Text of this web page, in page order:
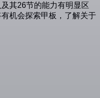
其26节的能力有明显区
机会探索甲板，了解关于